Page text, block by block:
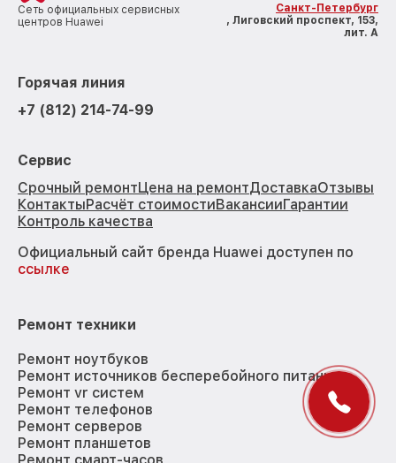
Сеть официальных сервисных
центров Huawei
Санкт-Петербург
, Лиговский проспект, 153,
лит. А
Горячая линия
+7 (812) 214-74-99
Сервис
Срочный ремонтЦена на ремонтДоставкаОтзывы
КонтактыРасчёт стоимостиВакансииГарантии
Контроль качества
Официальный сайт бренда Huawei доступен по
ссылке
Ремонт техники
Ремонт ноутбуков
Ремонт источников бесперебойного питания
Ремонт vr систем
Ремонт телефонов
Ремонт серверов
Ремонт планшетов
Ремонт смарт-часов